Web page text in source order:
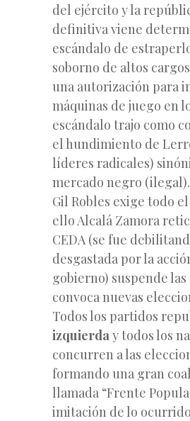
del ejército y la
definitiva viene
escándalo de
soborno de altos
una autorización para
máquinas de juego en
escándalo trajo como
el hundimiento de
líderes radicales)
mercado negro
Gil Robles exige todo
ello Alcalá Zamora
CEDA (se fue
desgastada por la
gobierno) suspende
convoca nuevas
Todos los partidos
izquierday todos los
concurren a las
formando una gran
llamada “Frente
imitación de lo